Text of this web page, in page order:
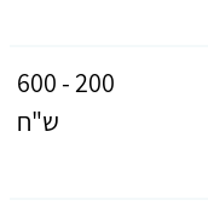
200 - 600
ש"ח